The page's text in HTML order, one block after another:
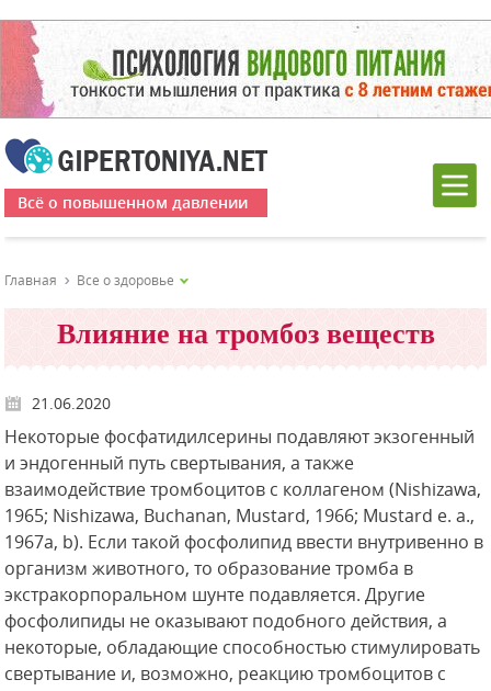
Всё о повышенном давлении
Главная Все о здоровье
Влияние на тромбоз веществ
21.06.2020
Некоторые фосфатидилсерины подавляют экзогенный
и эндогенный путь свертывания, а также
взаимодействие тромбоцитов с коллагеном (Nishizawa,
1965; Nishizawa, Buchanan, Mustard, 1966; Mustard e. a.,
1967a, b). Если такой фосфолипид ввести внутривенно в
организм животного, то образование тромба в
экстракорпоральном шунте подавляется. Другие
фосфолипиды не оказывают подобного действия, а
некоторые, обладающие способностью стимулировать
свертывание и, возможно, реакциютромбоцитов с